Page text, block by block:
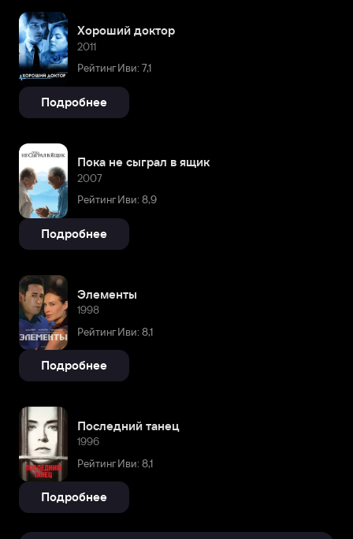
Хороший доктор
2011
Рейтинг Иви: 7,1
Подробнее
Пока не сыграл в ящик
2007
Рейтинг Иви: 8,9
Подробнее
Элементы
1998
Рейтинг Иви: 8,1
Подробнее
Последний танец
1996
Рейтинг Иви: 8,1
Подробнее